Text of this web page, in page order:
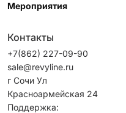
Мероприятия
Контакты
+7(862) 227-09-90
sale@revyline.ru
г Сочи Ул
Красноармейская 24
Поддержка: